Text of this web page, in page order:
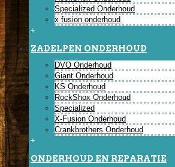
Specialized Onderhoud
x fusion onderhoud
+
ZADELPEN ONDERHOUD
DVO Onderhoud
Giant Onderhoud
KS Onderhoud
RockShox Onderhoud
Specialized
X-Fusion Onderhoud
Crankbrothers Onderhoud
+
ONDERHOUD EN REPARATIE